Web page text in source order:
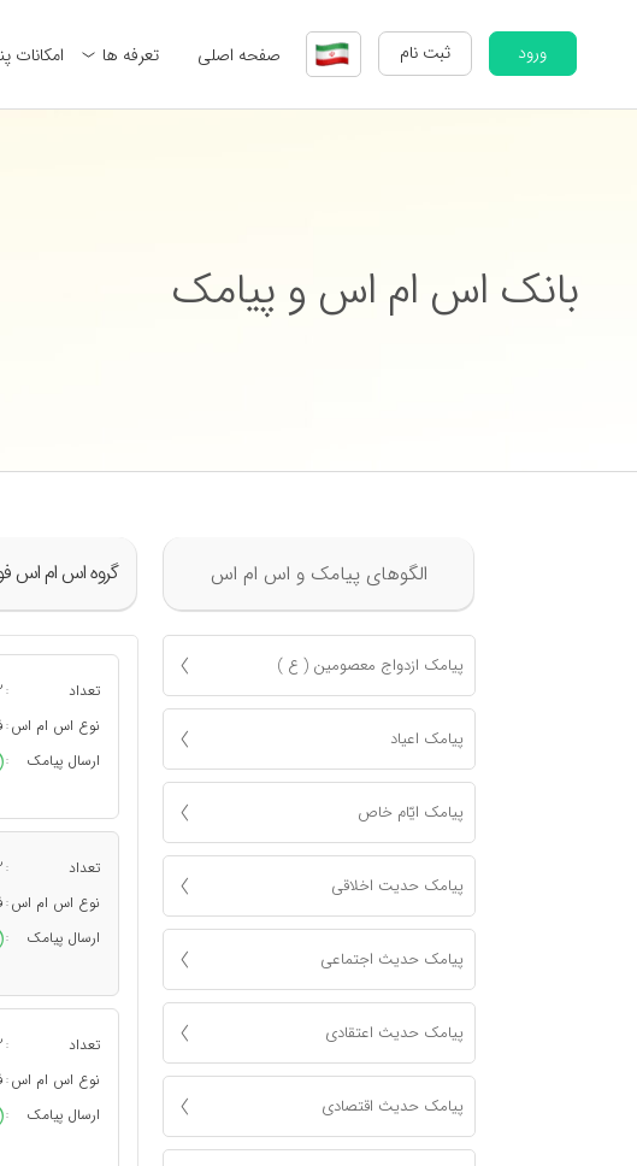
ورود ثبت نام صفحه اصلی تعرفه ها امکانات
بانک اس ام اس و پیامک
الگوهای پیامک و اس ام اس
پیامک ازدواج معصومين ( ع )
پیامک اعياد
پیامک ايّام خاص
پیامک حدیت اخلاقی
پیامک حدیث اجتماعی
پیامک حدیث اعتقادی
پیامک حدیث اقتصادی
گروه اس ام اس
تعداد :
نوع اس ام اس :
ارسال پیامک
:
تعداد :
نوع اس ام اس :
ارسال پیامک
:
تعداد :
نوع اس ام اس :
ارسال پیامک
: